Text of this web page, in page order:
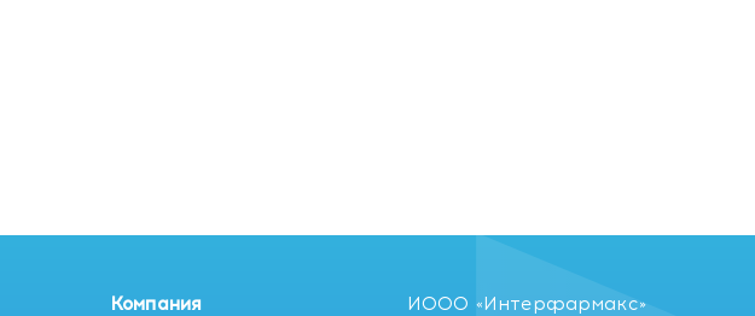
Компания ИООО «Интерфармакс»